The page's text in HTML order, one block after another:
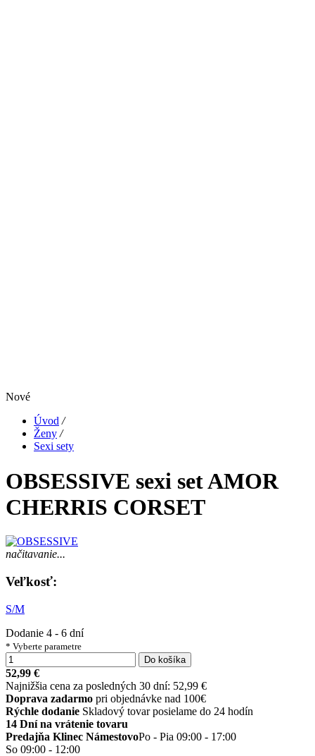
Nové
Úvod /
Ženy /
Sexi sety
OBSESSIVE sexi set AMOR
CHERRIS CORSET
načitavanie...
Veľkosť:
S/M
Dodanie 4 - 6 dní
* Vyberte parametre
Do košíka
52,99 €
Najnižšia cena za posledných 30 dní: 52,99 €
Doprava zadarmo pri objednávke nad 100€
Rýchle dodanie Skladový tovar posielame do 24 hodín
14 Dní na vrátenie tovaru
Predajňa Klinec NámestovoPo - Pia 09:00 - 17:00
So 09:00 - 12:00